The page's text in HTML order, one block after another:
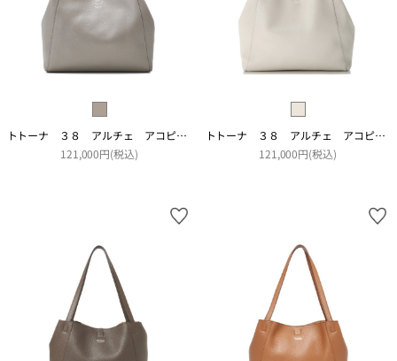
トトーナ ３８ アルチェ アコピアート
121,000円(税込)
トトーナ ３８ アルチェ アコピアート
121,000円(税込)